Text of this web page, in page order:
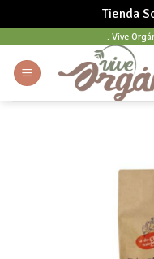
Tienda
content
. Vive